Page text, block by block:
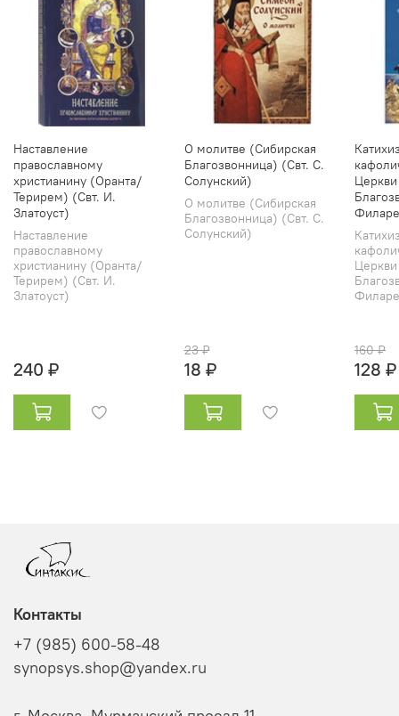
Наставление
православному
христианину (Оранта/
Терирем) (Свт. И.
Златоуст)
Наставление
православному
христианину (Оранта/
Терирем) (Свт. И.
Златоуст)
240 ₽
О молитве (Сибирская
Благозвонница) (Свт. С.
Солунский)
О молитве (Сибирская
Благозвонница) (Свт. С.
Солунский)
23 ₽
18 ₽
160 ₽
128 ₽
Контакты
+7 (985) 600-58-48
synopsys.shop@yandex.ru